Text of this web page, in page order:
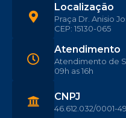
Localização
Praça Dr. Anisio
CEP: 15130-065
Atendimento
Atendimento de
09h as 16h
CNPJ
46.612.032/0001-49